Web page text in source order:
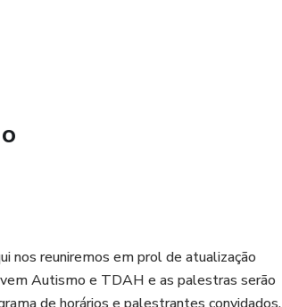
nos reuniremos em prol de atualização
Autismo e TDAH e as palestras serão